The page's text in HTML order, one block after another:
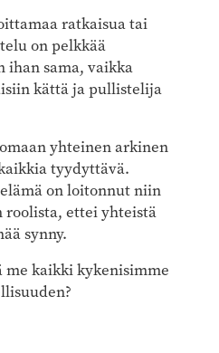
ratkaisua tai
on pelkkää
ihan sama, vaikka
kättä ja pullistelija
yhteinen arkinen
tyydyttävä.
on loitonnut niin
roolista, ettei yhteistä
synny.
me kaikki kykenisimme